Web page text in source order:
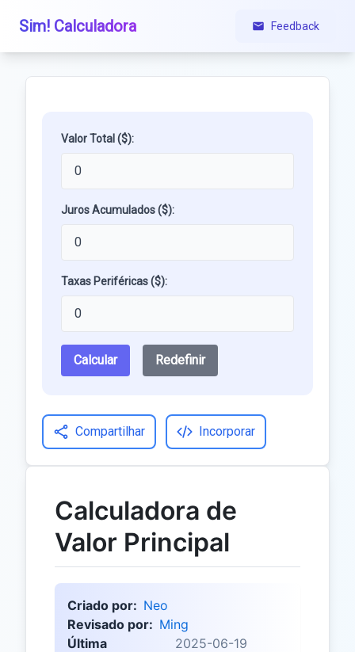
Sim! Calculadora Feedback
Valor Total ($):
Juros Acumulados ($):
Taxas Periféricas ($):
Calcular Redefinir
Compartilhar Incorporar
Calculadora de
Valor Principal
Criado por: Neo
Revisado por: Ming
Última
2025-06-19